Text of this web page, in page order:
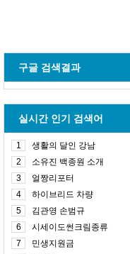
구글 검색결과
실시간 인기 검색어
1
생활의 달인 강남
2
소유진 백종원 소개
3
얼짱리포터
4
하이브리드 차량
5
김관영 손범규
6
시세이도썬크림종류
7
민생지원금